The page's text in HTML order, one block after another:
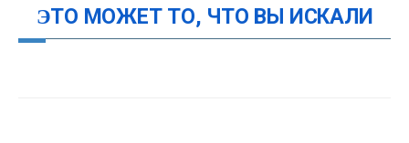
ЭТО МОЖЕТ ТО, ЧТО ВЫ ИСКАЛИ